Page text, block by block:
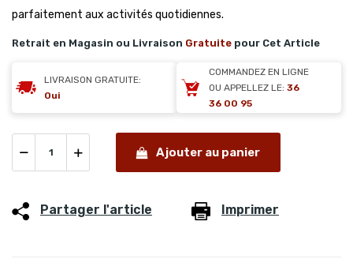
parfaitement aux activités quotidiennes.
Retrait en Magasin ou Livraison Gratuite pour Cet Article
LIVRAISON GRATUITE:
Oui
COMMANDEZ EN LIGNE
OU APPELLEZ LE: 36
36 00 95
Ajouter au panier
Partager l'article Imprimer